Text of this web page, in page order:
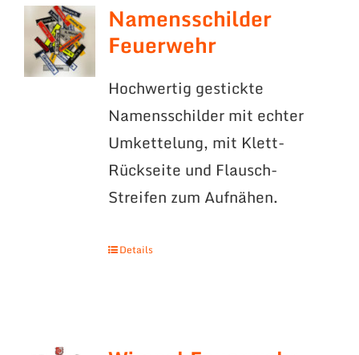
Namensschilder
Feuerwehr
Hochwertig gestickte
Namensschilder mit echter
Umkettelung, mit Klett-
Rückseite und Flausch-
Streifen zum Aufnähen.
Details